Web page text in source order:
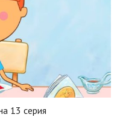
13 серия